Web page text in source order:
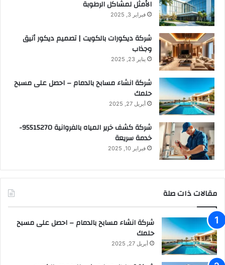
الأمثل لمشاكل الرطوبة
فبراير 3, 2025
شركة ديكورات بالكويت | تصميم ديكور أنيق
وجذاب
يناير 23, 2025
شركة انشاء مسابح بالدمام – احصل على مسبح
حلمك
أبريل 27, 2025
شركة كشف خرير المياه بالفروانية 95515270-
خدمة سريعة
فبراير 10, 2025
مقالات ذات صلة
شركة انشاء مسابح بالدمام – احصل على مسبح
حلمك
أبريل 27, 2025